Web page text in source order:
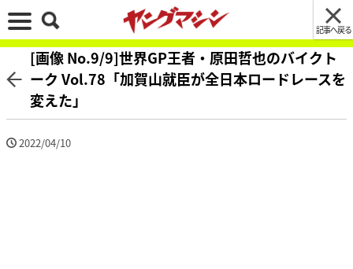
記事へ戻る
[画像 No.9/9]世界GP王者・原田哲也のバイクト
ーク Vol.78「加賀山就臣が全日本ロードレースを
変えた」
2022/04/10